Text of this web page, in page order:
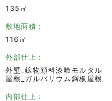
135㎡
敷地面積
116㎡
外部仕上
外壁_鉱物顔料漆喰モルタル
屋根_ガルバリウム鋼板屋根
内部仕上